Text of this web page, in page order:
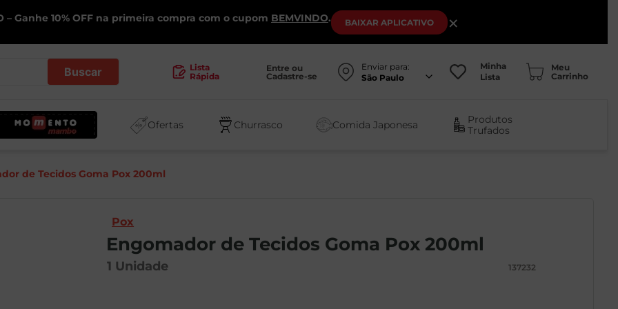
– Ganhe 10% OFF na primeira compra com o cupom BEMVINDO. BAIXAR APLICATIVO ×
Lista
Rápida
Entre ou
Cadastre-se
Enviar para:
São Paulo
Minha
Lista
Ofertas Churrasco Comida Japonesa
Produtos
Trufados
de Tecidos Goma Pox 200ml
Pox
Engomador de Tecidos Goma Pox 200ml
1 Unidade 137232